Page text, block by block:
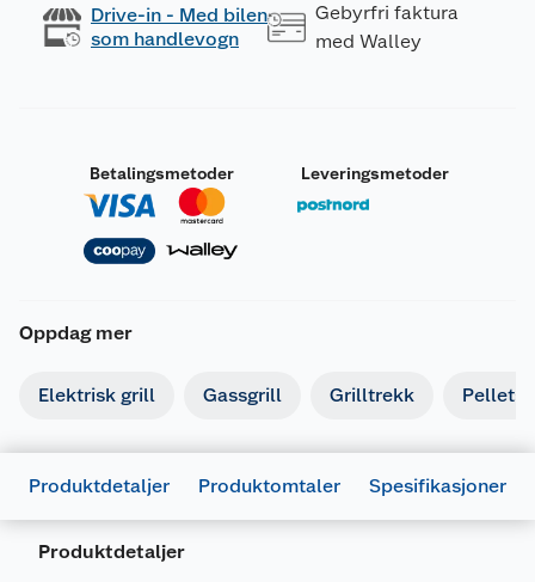
Drive-in - Med bilen
som handlevogn
Gebyrfri faktura
med Walley
Betalingsmetoder Leveringsmetoder
Oppdag mer
Elektrisk grill Gassgrill Grilltrekk
Produktdetaljer Produktomtaler Spesifikasjoner
Produktdetaljer